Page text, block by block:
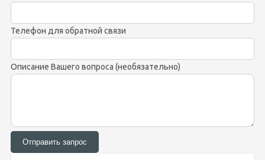
Телефон для обратной связи
Описание Вашего вопроса (необязательно)